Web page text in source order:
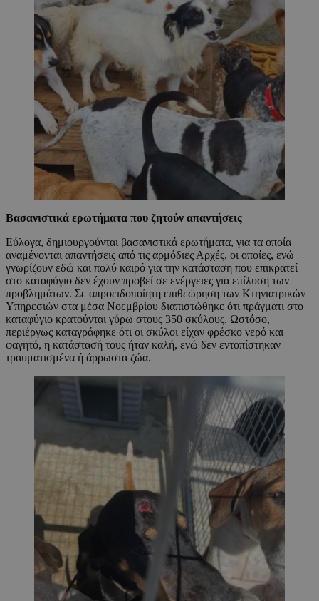
Βασανιστικά ερωτήματα που ζητούν απαντήσεις
Εύλογα, δημιουργούνται βασανιστικά ερωτήματα, για τα οποία
αναμένονται απαντήσεις από τις αρμόδιες Αρχές, οι οποίες, ενώ
γνωρίζουν εδώ και πολύ καιρό για την κατάσταση που επικρατεί
στο καταφύγιο δεν έχουν προβεί σε ενέργειες για επίλυση των
προβλημάτων. Σε απροειδοποίητη επιθεώρηση των Κτηνιατρικών
Υπηρεσιών στα μέσα Νοεμβρίου διαπιστώθηκε ότι πράγματι στο
καταφύγιο κρατούνται γύρω στους 350 σκύλους. Ωστόσο,
περιέργως καταγράφηκε ότι οι σκύλοι είχαν φρέσκο νερό και
φαγητό, η κατάστασή τους ήταν καλή, ενώ δεν εντοπίστηκαν
τραυματισμένα ή άρρωστα ζώα.